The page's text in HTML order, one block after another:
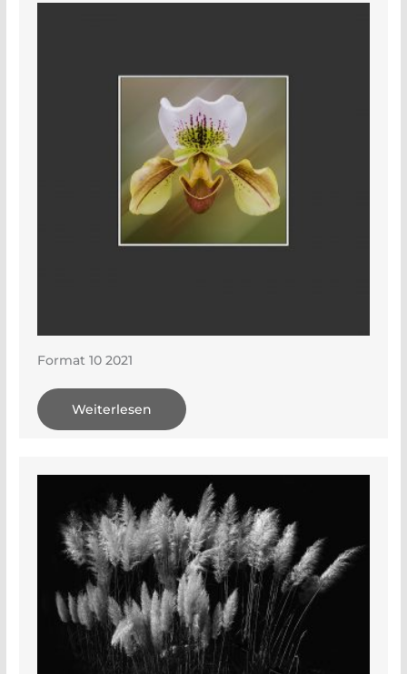
Format 10 2021
Weiterlesen